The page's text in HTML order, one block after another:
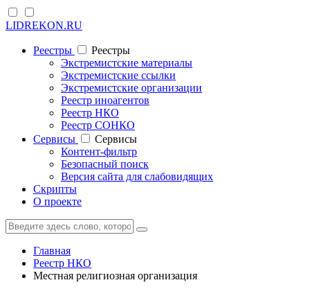
LIDREKON.RU
Реестры
Реестры
Экстремистские материалы
Экстремистские ссылки
Экстремистские организации
Реестр иноагентов
Реестр НКО
Реестр СОНКО
Cервисы
Cервисы
Контент-фильтр
Безопасный поиск
Версия сайта для слабовидящих
Скрипты
О проекте
Главная
Реестр НКО
Местная религиозная организация